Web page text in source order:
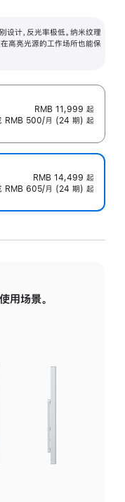
设计，反光率极低。纳米纹理
高亮光源的工作场所也能保
RMB 11,999 起
RMB 500/月 (24 期) 起
RMB 14,499 起
RMB 605/月 (24 期) 起
用场景。